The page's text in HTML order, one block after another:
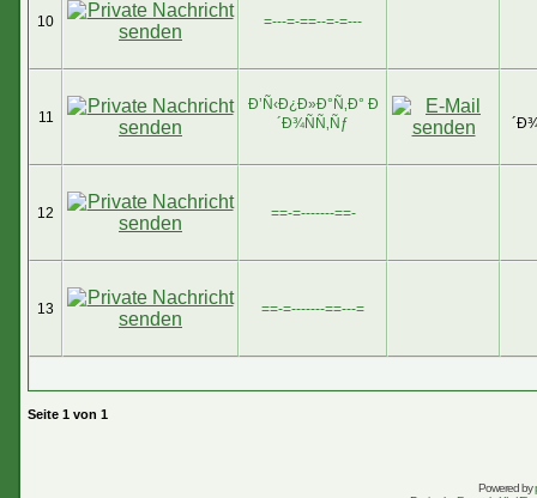
10 =---=-==--=-=---
11
Ð’Ñ‹Ð¿Ð»Ð°Ñ‚Ð° Ð
´Ð¾ÑÑ‚Ñƒ
12 ==-=-------==-
13 ==-=-------==---=
Seite 1 von 1
Powered by